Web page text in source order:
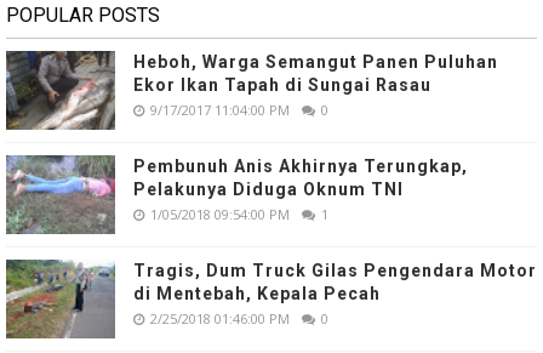
POPULAR POSTS
Heboh, Warga Semangut Panen Puluhan
Ekor Ikan Tapah di Sungai Rasau
9/17/2017 11:04:00 PM 0
Pembunuh Anis Akhirnya Terungkap,
Pelakunya Diduga Oknum TNI
1/05/2018 09:54:00 PM 1
Tragis, Dum Truck Gilas Pengendara Motor
di Mentebah, Kepala Pecah
2/25/2018 01:46:00 PM 0